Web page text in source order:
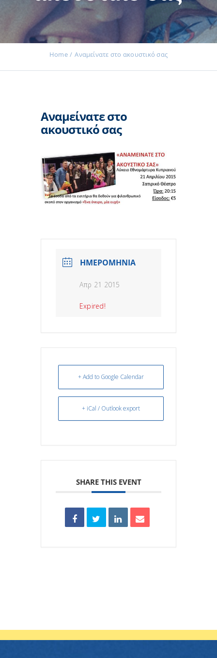
Εκδηλώσεις
Προϊόντα
Επικοινωνία
Εισφορές
Home Αναμείνατε στο ακουστικό σας
Αναμείνατε στο
ακουστικό σας
ΗΜΕΡΟΜΗΝΙΑ
Απρ 21 2015
Expired!
+ Add to Google Calendar
+ iCal / Outlook export
SHARE THIS EVENT